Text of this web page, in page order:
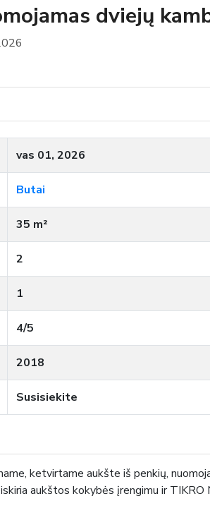
dviejų
vas 01, 2026
Butai
35 m²
2
1
4/5
2018
Susisiekite
ketvirtame aukšte iš penkių,
aukštos kokybės įrengimu ir TIKRO